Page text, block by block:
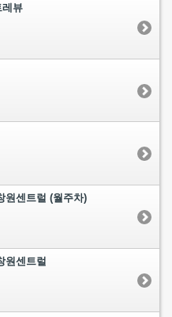
뷰
센트럴 (월주차)
원센트럴